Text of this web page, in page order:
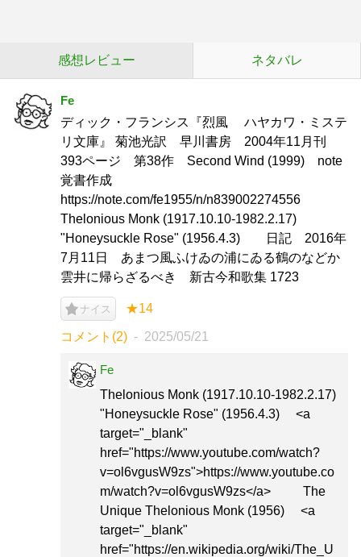
感想レビュー ネタバレ
Fe
ディック・フランシス『烈風 ハヤカワ・ミステ
リ文庫』 菊池光訳 早川書房 2004年11月刊
393ページ 第38作 Second Wind (1999) note
覚書作成
https://note.com/fe1955/n/n839002274556
Thelonious Monk (1917.10.10-1982.2.17)
"Honeysuckle Rose" (1956.4.3) 日記 2016年
7月11日 あまつ風ふけゐの浦にゐる鶴のなどか
雲井に帰らざるべき 新古今和歌集 1723
ナイス ★14
コメント(2) 2025/05/21
Fe
Thelonious Monk (1917.10.10-1982.2.17)
"Honeysuckle Rose" (1956.4.3) <a
target="_blank"
href="https://www.youtube.com/watch?
v=ol6vgusW9zs">https://www.youtube.co
m/watch?v=ol6vgusW9zs</a> The
Unique Thelonious Monk (1956) <a
target="_blank"
href="https://en.wikipedia.org/wiki/The_U